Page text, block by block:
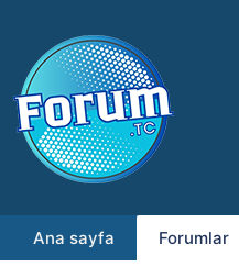
Ana sayfa Forumlar